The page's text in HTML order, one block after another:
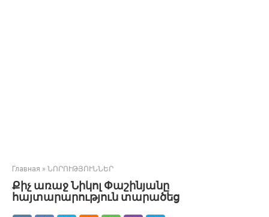
Главная » ՆՈՐՈՒԹՅՈՒՆՆԵՐ
Քիչ առաջ Նիկոլ Փաշինյանը
հայտարարություն տարածեց